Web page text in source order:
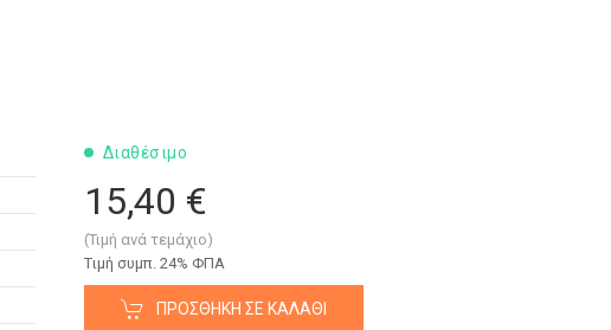
Διαθέσιμο
15,40 €
(Τιμή ανά τεμάχιο)
Tιμή συμπ. 24% ΦΠΑ
ΠΡΟΣΘΉΚΗ ΣΕ ΚΑΛΆΘΙ